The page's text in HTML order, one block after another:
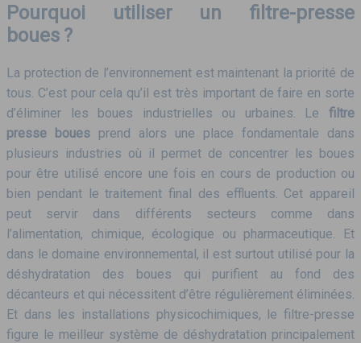
Pourquoi utiliser un filtre-presse
boues ?
La protection de l’environnement est maintenant la priorité de
tous. C’est pour cela qu’il est très important de faire en sorte
d’éliminer les boues industrielles ou urbaines. Le filtre
presse
boues prend alors une place fondamentale dans
plusieurs industries où il permet de concentrer les boues
pour être utilisé encore une fois en cours de production ou
bien pendant le traitement final des effluents. Cet appareil
peut servir dans différents secteurs comme dans
l’alimentation, chimique, écologique ou pharmaceutique. Et
dans le domaine environnemental, il est surtout utilisé pour la
déshydratation des boues qui purifient au fond des
décanteurs et qui nécessitent d’être régulièrement éliminées.
Et dans les installations physicochimiques, le filtre-presse
figure le meilleur système de déshydratation principalement